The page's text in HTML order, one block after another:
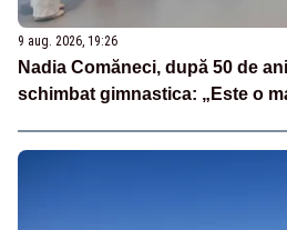
9 aug. 2026, 19:26
Nadia Comăneci, după 50 de
schimbat gimnastica: „Este o